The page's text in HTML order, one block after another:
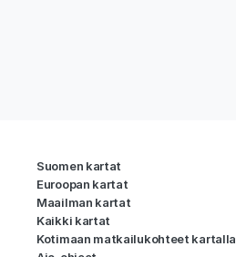
Suomen kartat
Euroopan kartat
Maailman kartat
Kaikki kartat
Kotimaan matkailukohteet kartalla